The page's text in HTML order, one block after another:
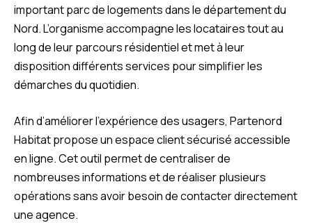
important parc de logements dans le département du
Nord. L’organisme accompagne les locataires tout au
long de leur parcours résidentiel et met à leur
disposition différents services pour simplifier les
démarches du quotidien.
Afin d’améliorer l’expérience des usagers, Partenord
Habitat propose un espace client sécurisé accessible
en ligne. Cet outil permet de centraliser de
nombreuses informations et de réaliser plusieurs
opérations sans avoir besoin de contacter directement
une agence.